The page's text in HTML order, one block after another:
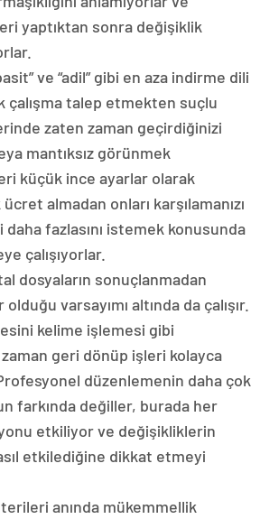
yaptıktan sonra değişiklik
ve “adil” gibi en aza indirme dili
çalışma talep etmekten suçlu
zaten zaman geçirdiğinizi
mantıksız görünmek
küçük ince ayarlar olarak
almadan onları karşılamanızı
fazlasını istemek konusunda
çalışıyorlar.
dosyaların sonuçlanmadan
varsayımı altında da çalışır.
kelime işlemesi gibi
geri dönüp işleri kolayca
düzenlemenin daha çok
farkında değiller, burada her
etkiliyor ve değişikliklerin
etkilediğine dikkat etmeyi
anında mükemmellik